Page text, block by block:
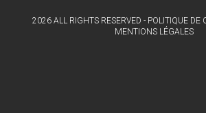
2026 ALL RIGHTS RESERVED - POLITIQUE DE
MENTIONS LÉGALES